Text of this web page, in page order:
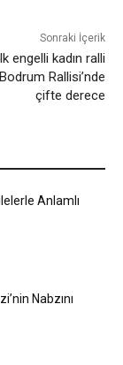
Sonraki İçerik
engelli kadın ralli
Rallisi’nde
çifte derece
Anlamlı
Nabzını